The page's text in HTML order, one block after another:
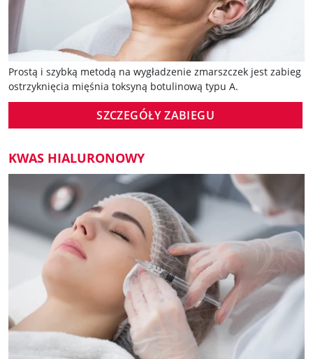
Prostą i szybką metodą na wygładzenie zmarszczek jest zabieg
ostrzyknięcia mięśnia toksyną botulinową typu A.
SZCZEGÓŁY ZABIEGU
KWAS HIALURONOWY